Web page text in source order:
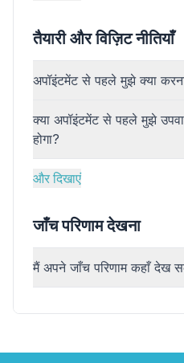
तैयारी और विज़िट नीतियाँ
अपॉइंटमेंट से पहले मुझे क्या
क्या अपॉइंटमेंट से पहले मुझे
होगा?
और दिखाएं
जाँच परिणाम देखना
मैं अपने जाँच परिणाम कहाँ देख